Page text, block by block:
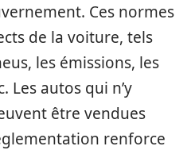
Ces normes
de la voiture, tels
les émissions, les
Les autos qui n’y
être vendues
renforce